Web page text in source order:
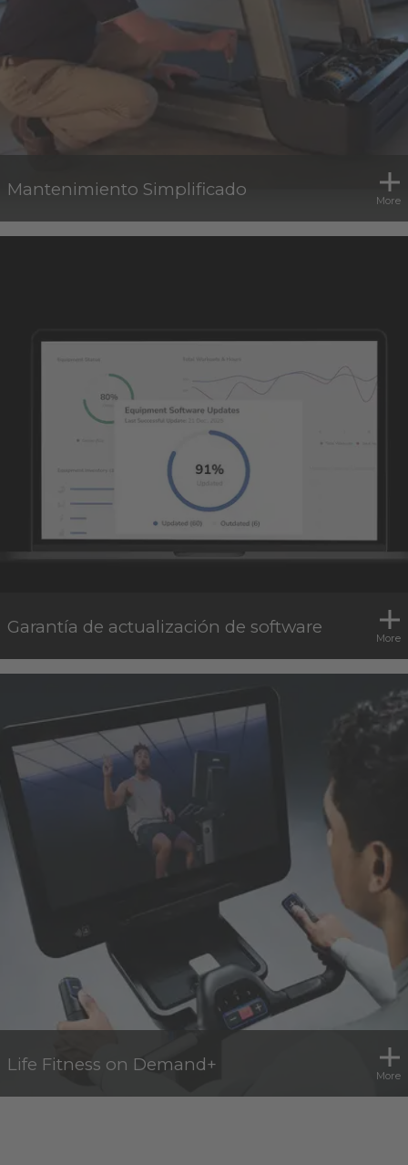
Mantenimiento Simplificado
More
Garantía de actualización de software
More
Life Fitness on Demand+
More